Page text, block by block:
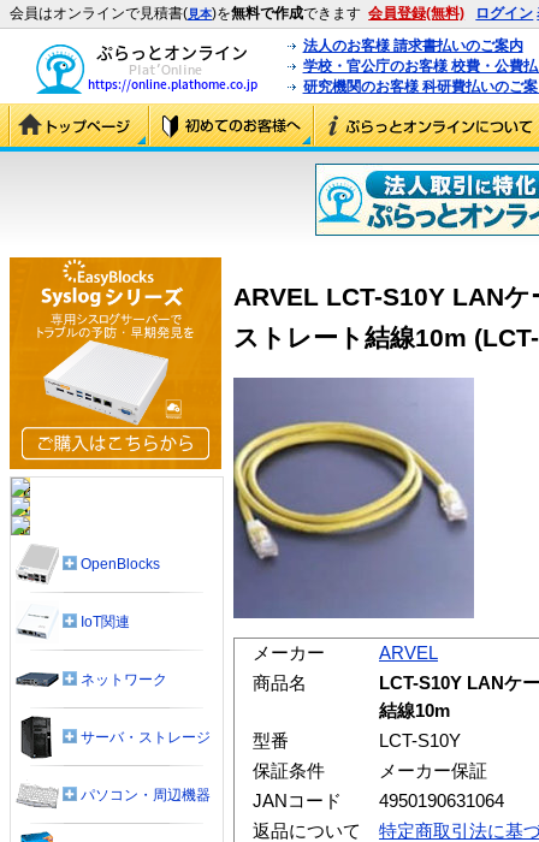
会員はオンラインで見積書(見本)を無料で作成できます 会員登録(無料) ログイン
法人のお客様 請求書払いのご案内
学校・官公庁のお客様 校費・公費
研究機関のお客様 科研費払いのご
ARVEL LCT-S10Y LAN
ストレート結線10m
メーカー
ARVEL
商品名
LCT-S10Y LANケ
結線10m
型番
LCT-S10Y
保証条件
メーカー保証
JANコード
4950190631064
返品について
特定商取引法に基
OpenBlocks
IoT関連
ネットワーク
サーバ・ストレージ
パソコン・周辺機器